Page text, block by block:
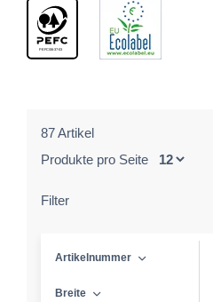
87 Artikel
Produkte pro Seite
Filter
Artikelnummer
Breite